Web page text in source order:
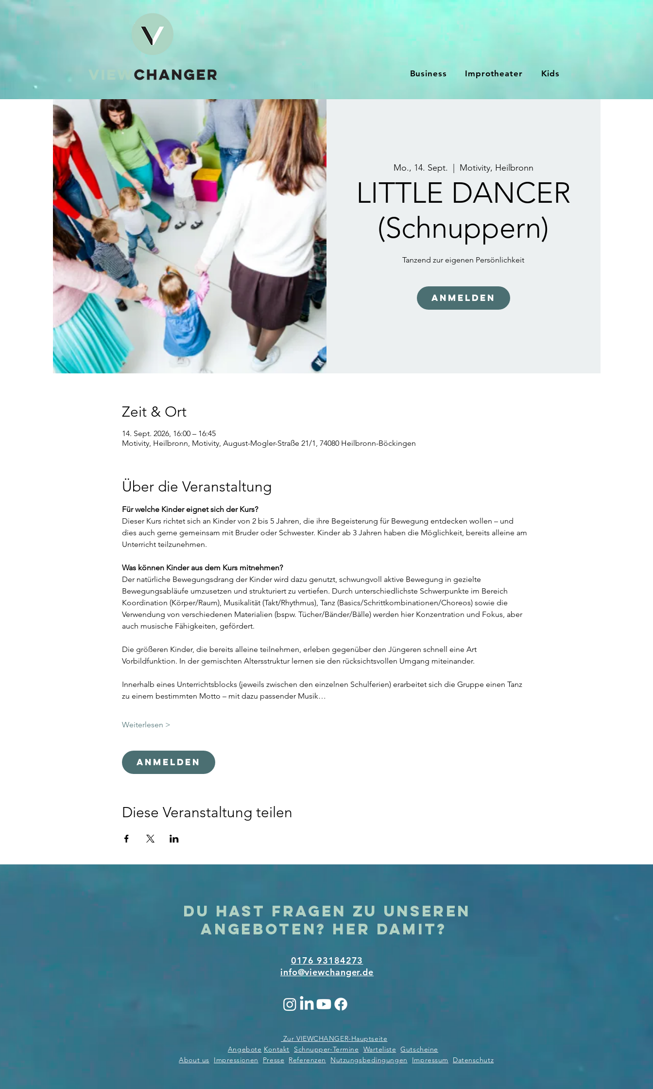
Business Improtheater Kids
Mo., 14. Sept. Motivity, Heilbronn
LITTLE DANCER
(Schnuppern)
Tanzend zur eigenen Persönlichkeit
Anmelden
Zeit & Ort
14. Sept. 2026, 16:00 – 16:45
Motivity, Heilbronn, Motivity, August-Mogler-Straße 21/1, 74080 Heilbronn-Böckingen
Über die Veranstaltung
Für welche Kinder eignet sich der Kurs?
Dieser Kurs richtet sich an Kinder von 2 bis 5 Jahren, die ihre Begeisterung für Bewegung entdecken wollen – und
dies auch gerne gemeinsam mit Bruder oder Schwester. Kinder ab 3 Jahren haben die Möglichkeit, bereits alleine am
Unterricht teilzunehmen.
Was können Kinder aus dem Kurs mitnehmen?
Der natürliche Bewegungsdrang der Kinder wird dazu genutzt, schwungvoll aktive Bewegung in gezielte
Bewegungsabläufe umzusetzen und strukturiert zu vertiefen. Durch unterschiedlichste Schwerpunkte im Bereich
Koordination (Körper/Raum), Musikalität (Takt/Rhythmus), Tanz (Basics/Schrittkombinationen/Choreos) sowie die
Verwendung von verschiedenen Materialien (bspw. Tücher/Bänder/Bälle) werden hier Konzentration und Fokus, aber
auch musische Fähigkeiten, gefördert.
Die größeren Kinder, die bereits alleine teilnehmen, erleben gegenüber den Jüngeren schnell eine Art
Vorbildfunktion. In der gemischten Altersstruktur lernen sie den rücksichtsvollen Umgang miteinander.
Innerhalb eines Unterrichtsblocks (jeweils zwischen den einzelnen Schulferien) erarbeitet sich die Gruppe einen Tanz
zu einem bestimmten Motto – mit dazu passender Musik…
Weiterlesen >
Anmelden
Diese Veranstaltung teilen
Du hast Fragen zu unseren
Angeboten? Her damit?
0176 93184273
info@viewchanger.de
Zur VIEWCHANGER-Hauptseite
Angebote Kontakt Schnupper-Termine Warteliste Gutscheine
About us
Impressionen Presse Referenzen Nutzungsbedingungen Impressum Datenschutz